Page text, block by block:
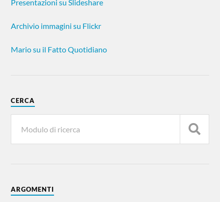
Presentazioni su Slideshare
Archivio immagini su Flickr
Mario su il Fatto Quotidiano
CERCA
ARGOMENTI